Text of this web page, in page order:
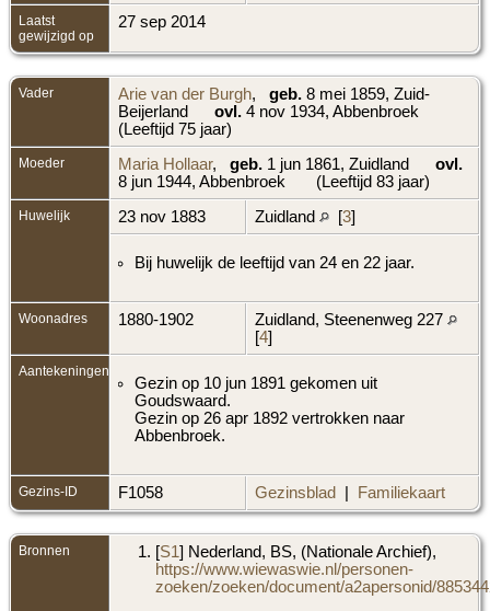
Laatst
gewijzigd op
27 sep 2014
Vader Arie van der Burgh, geb. 8 mei 1859, Zuid-
Beijerland
ovl. 4 nov 1934, Abbenbroek
(Leeftijd 75 jaar)
Moeder Maria Hollaar, geb. 1 jun 1861, Zuidland
ovl.
8 jun 1944, Abbenbroek
(Leeftijd 83 jaar)
Huwelijk 23 nov 1883 Zuidland [3]
Bij huwelijk de leeftijd van 24 en 22 jaar.
Woonadres 1880-1902
Zuidland, Steenenweg 227
[4]
Aantekeningen
Gezin op 10 jun 1891 gekomen uit
Goudswaard.
Gezin op 26 apr 1892 vertrokken naar
Abbenbroek.
Gezins-ID F1058 Gezinsblad Familiekaart
Bronnen [S1 ] Nederland, BS, (Nationale Archief),
https://www.wiewaswie.nl/personen-
zoeken/zoeken/document/a2apersonid/